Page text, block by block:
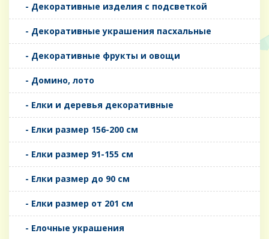
- Декоративные изделия с подсветкой
- Декоративные украшения пасхальные
- Декоративные фрукты и овощи
- Домино, лото
- Елки и деревья декоративные
- Елки размер 156-200 см
- Елки размер 91-155 см
- Елки размер до 90 см
- Елки размер от 201 см
- Елочные украшения